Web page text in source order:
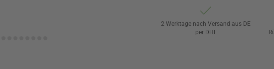
2 Werktage nach Versand aus DE
per DHL